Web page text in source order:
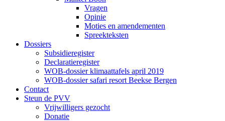
Vragen
Opinie
Moties en amendementen
Spreekteksten
Dossiers
Subsidieregister
Declaratieregister
WOB-dossier klimaattafels april 2019
WOB-dossier safari resort Beekse Bergen
Contact
Steun de PVV
Vrijwilligers gezocht
Donatie